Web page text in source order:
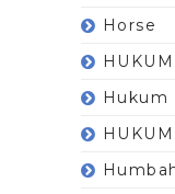
Horse
HUKUM
Hukum